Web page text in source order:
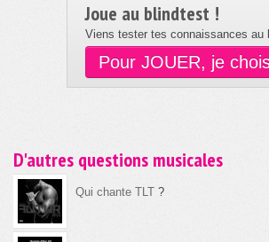
Joue au blindtest !
Viens tester tes connaissances
Pour JOUER, je
D'autres questions musicales
Qui chante TLT ?